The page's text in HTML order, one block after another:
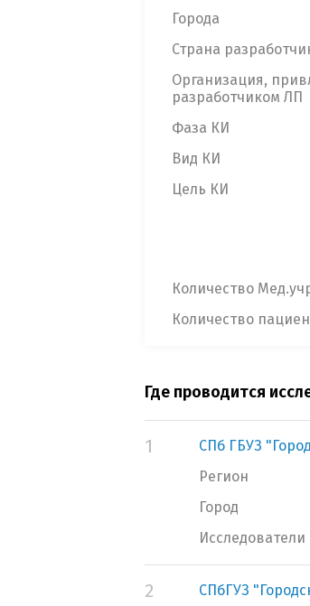
Города
Страна
Организация,
разработчиком ЛП
Фаза КИ
Вид КИ
Цель КИ
Количество
Количество
Где проводится
1
СПб ГБУЗ
Регион
Город
Исследователи
2
СПбГУЗ